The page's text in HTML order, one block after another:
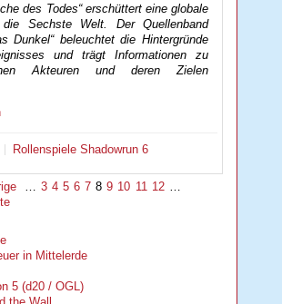
des Todes“ erschüttert eine globale
die Sechste Welt. Der Quellenband
Dunkel“ beleuchtet die Hintergründe
und trägt Informationen zu
Akteuren und deren Zielen
RollenspieleShadowrun 6
3 4 5 6 7 8 9 10 11 12
in Mittelerde
5 (d20 / OGL)